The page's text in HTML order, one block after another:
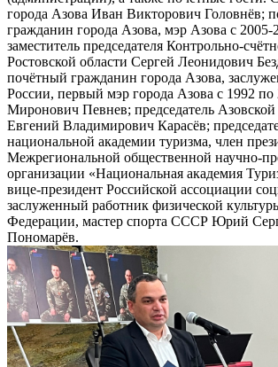
города Азова Иван Викторович Головнёв;
гражданин города Азова, мэр Азова с 2005-
заместитель председателя Контрольно-
Ростовской области Сергей Леонидович
почётный гражданин города Азова,
России, первый мэр города Азова с 1992
Миронович Певнев; председатель
Евгений Владимирович Карасёв;
национальной академии туризма, член
Межрегиональной общественной научно-
организации «Национальная академия
вице-президент Российской ассоциации
заслуженный работник физической
Федерации, мастер спорта СССР Юрий
Пономарёв.